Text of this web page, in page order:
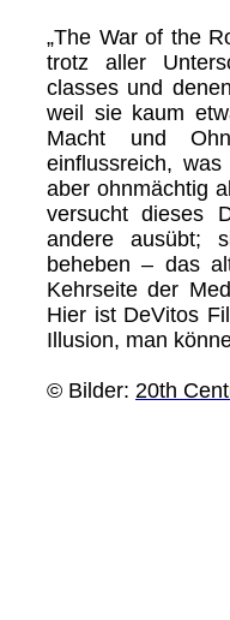
„The War of the
trotz aller
classes und
weil sie kaum
Macht und
einflussreich,
aber ohnmächtig
versucht dieses
andere ausübt;
beheben – das
Kehrseite der
Hier ist DeVitos
Illusion, man
© Bilder: 20th